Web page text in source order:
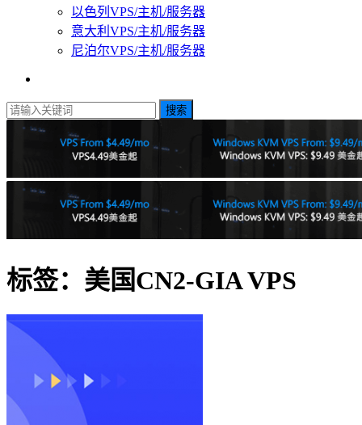
以色列VPS/主机/服务器
意大利VPS/主机/服务器
尼泊尔VPS/主机/服务器
搜索
标签：美国CN2-GIA VPS